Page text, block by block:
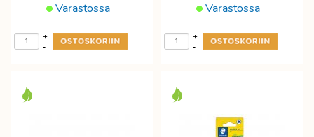
Varastossa
-
+
Varastossa
-
+